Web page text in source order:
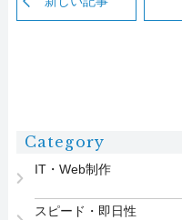
Category
IT・Web制作
スピード・即日性